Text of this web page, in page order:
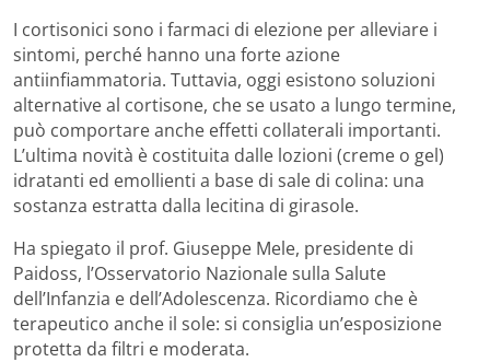
I cortisonici sono i farmaci di elezione per alleviare i
sintomi, perché hanno una forte azione
antiinfiammatoria. Tuttavia, oggi esistono soluzioni
alternative al cortisone, che se usato a lungo termine,
può comportare anche effetti collaterali importanti.
L’ultima novità è costituita dalle lozioni (creme o gel)
idratanti ed emollienti a base di sale di colina: una
sostanza estratta dalla lecitina di girasole.
Ha spiegato il prof. Giuseppe Mele, presidente di
Paidoss, l’Osservatorio Nazionale sulla Salute
dell’Infanzia e dell’Adolescenza. Ricordiamo che è
terapeutico anche il sole: si consiglia un’esposizione
protetta da filtri e moderata.